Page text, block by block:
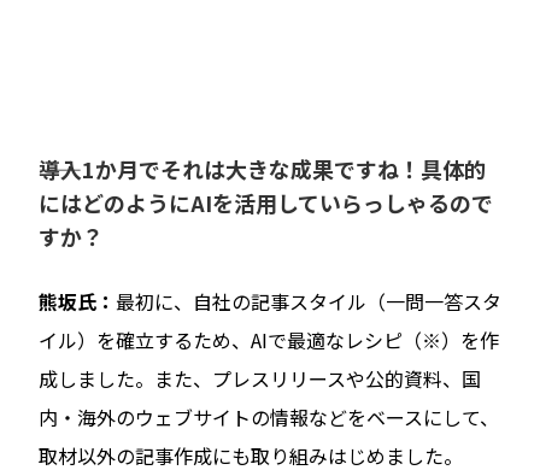
――導入1か月でそれは大きな成果ですね！具体的
にはどのようにAIを活用していらっしゃるので
すか？
熊坂氏： 最初に、自社の記事スタイル（一問一答スタ
イル）を確立するため、AIで最適なレシピ（※）を作
成しました。また、プレスリリースや公的資料、国
内・海外のウェブサイトの情報などをベースにして、
取材以外の記事作成にも取り組みはじめました。